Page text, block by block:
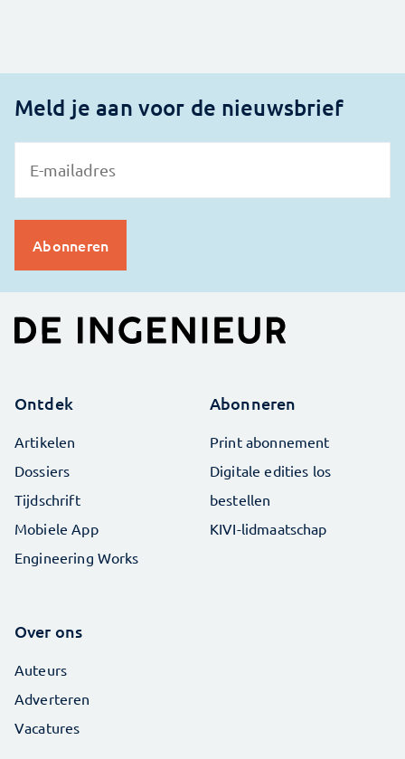
Meld je aan voor de nieuwsbrief
Ontdek
Artikelen
Dossiers
Tijdschrift
Mobiele App
Engineering Works
Abonneren
Print abonnement
Digitale edities los
bestellen
KIVI-lidmaatschap
Over ons
Auteurs
Adverteren
Vacatures